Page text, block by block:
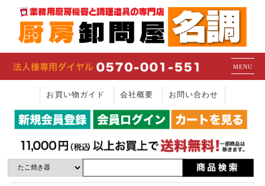
MENU
お買い物ガイド 会社概要 お問い合わせ